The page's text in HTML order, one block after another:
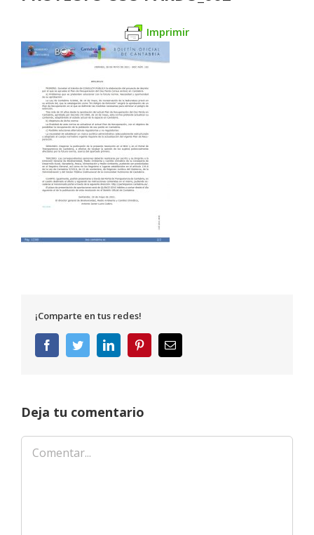
Imprimir
¡Comparte en tus redes!
FacebookTwitterLinkedInPinterestCorreo
electrónico
Deja tu comentario
Comentar